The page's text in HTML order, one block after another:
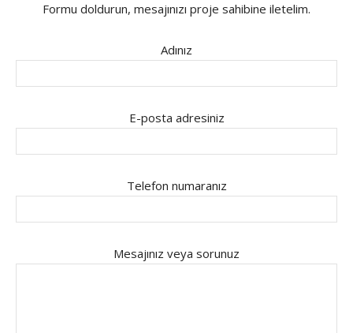
Formu doldurun, mesajınızı proje sahibine iletelim.
Adınız
E-posta adresiniz
Telefon numaranız
Mesajınız veya sorunuz